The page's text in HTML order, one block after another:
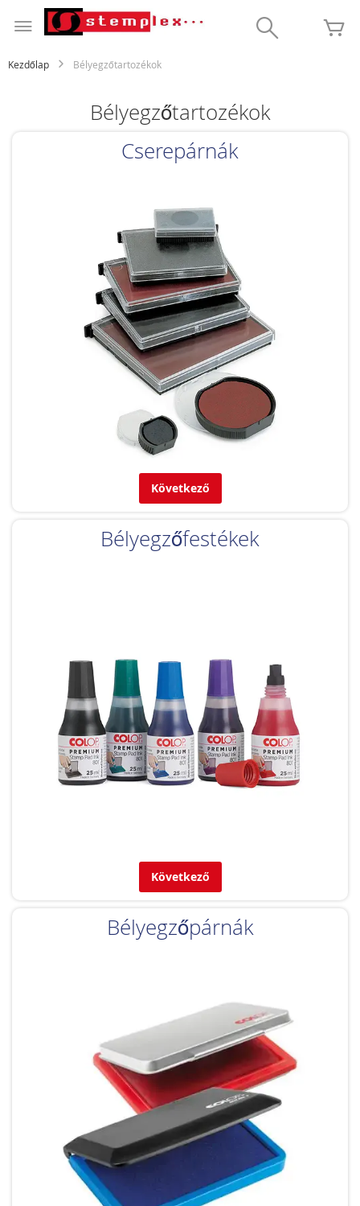
a
Kezdőlap Bélyegzőtartozékok
Bélyegzőtartozékok
Cserepárnák
Következő
Bélyegzőfestékek
Következő
Bélyegzőpárnák